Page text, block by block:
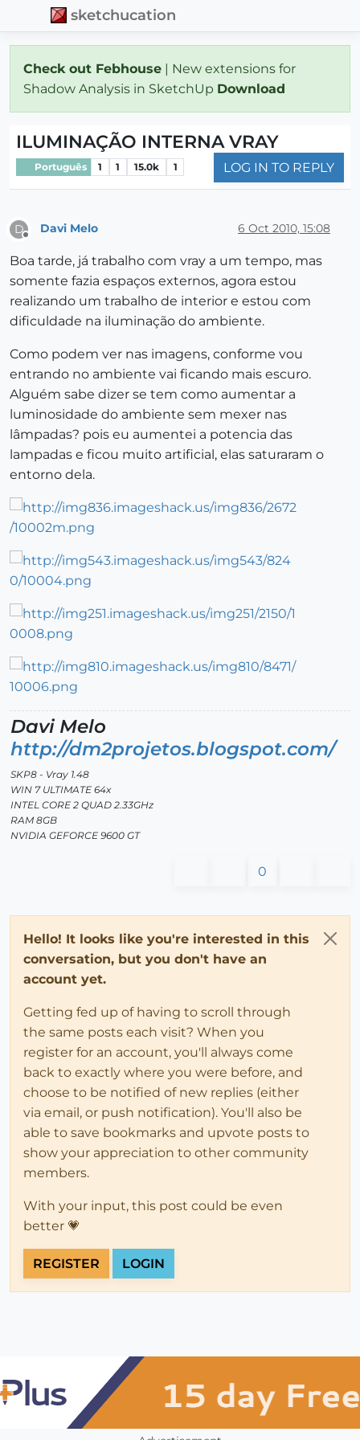
sketchucation
Check out Febhouse | New extensions for
Shadow Analysis in SketchUp Download
ILUMINAÇÃO INTERNA VRAY
Português 1 1 15.0k 1 LOG IN TO REPLY
D Davi Melo 6 Oct 2010, 15:08
Boa tarde, já trabalho com vray a um tempo, mas
somente fazia espaços externos, agora estou
realizando um trabalho de interior e estou com
dificuldade na iluminação do ambiente.
Como podem ver nas imagens, conforme vou
entrando no ambiente vai ficando mais escuro.
Alguém sabe dizer se tem como aumentar a
luminosidade do ambiente sem mexer nas
lâmpadas? pois eu aumentei a potencia das
lampadas e ficou muito artificial, elas saturaram o
entorno dela.
Davi Melo
http://dm2projetos.blogspot.com/
SKP8 - Vray 1.48
WIN 7 ULTIMATE 64x
INTEL CORE 2 QUAD 2.33GHz
RAM 8GB
NVIDIA GEFORCE 9600 GT
0
Hello! It looks like you're interested in this
conversation, but you don't have an
account yet.
Getting fed up of having to scroll through
the same posts each visit? When you
register for an account, you'll always come
back to exactly where you were before, and
choose to be notified of new replies (either
via email, or push notification). You'll also be
able to save bookmarks and upvote posts to
show your appreciation to other community
members.
With your input, this post could be even
better 💗
REGISTER LOGIN